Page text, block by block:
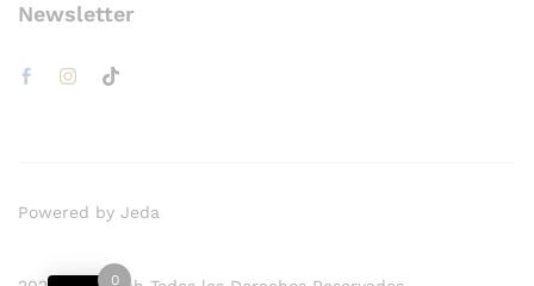
Newsletter
Powered by Jeda
0